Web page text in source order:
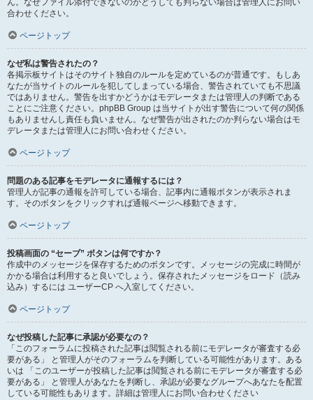
ん。なぜファイル添付できないのかどうしても判らない場合は管理人にお問い
合わせください。
ページトップ
なぜ私は警告されたの？
各掲示板サイトはそのサイト独自のルールを定めているのが普通です。もしあ
なたが当サイトのルールを犯してしまっている場合、警告されていても不思議
ではありません。警告を出すかどうかはモデレータまたは管理人の判断である
ことにご注意ください。phpBB Group は当サイトが出す警告について何の関係
もありませんし責任も負いません。なぜ警告が出されたのか判らない場合はモ
デレータまたは管理人にお問い合わせください。
ページトップ
問題のある記事をモデレータに通報するには？
管理人が記事の通報を許可している場合、記事内に通報ボタンが表示されま
す。そのボタンをクリックすれば通報ページへ移動できます。
ページトップ
投稿画面の “セーブ” ボタンは何ですか？
作成中のメッセージを保存するためのボタンです。メッセージの完成に時間が
かかる場合は利用すると良いでしょう。保存されたメッセージをロード（読み
込み）するには ユーザーCP へ入室してください。
ページトップ
なぜ投稿した記事に承認が必要なの？
「このフォーラムに投稿された記事は閲覧される前にモデレータが審査する必
要がある」 と管理人がそのフォーラムを判断している可能性があります。ある
いは 「このユーザーが投稿した記事は閲覧される前にモデレータが審査する必
要がある」 と管理人があなたを判断し、承認が必要なグループへあなたを配置
している可能性もあります。詳細は管理人にお問い合わせください